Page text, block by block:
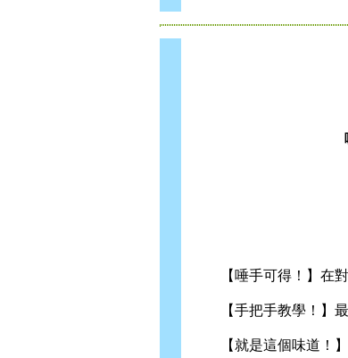
【唾手可得！】在對
【手把手教學！】最
【就是這個味道！】